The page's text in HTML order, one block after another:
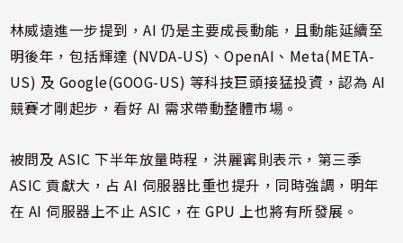
林威遠進一步提到，AI 仍是主要成長動能，且動能延續至
明後年，包括輝達 (NVDA-US)、OpenAI、Meta(META-
US) 及 Google(GOOG-US) 等科技巨頭接猛投資，認為 AI
競賽才剛起步，看好 AI 需求帶動整體市場。
被問及 ASIC 下半年放量時程，洪麗寗則表示，第三季
ASIC 貢獻大，占 AI 伺服器比重也提升，同時強調，明年
在 AI 伺服器上不止 ASIC，在 GPU 上也將有所發展。